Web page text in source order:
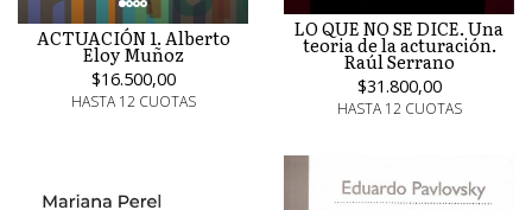
ACTUACIÓN 1. Alberto
Eloy Muñoz
$16.500,00
HASTA 12 CUOTAS
LO QUE NO SE DICE. Una
teoria de la acturación.
Raúl Serrano
$31.800,00
HASTA 12 CUOTAS